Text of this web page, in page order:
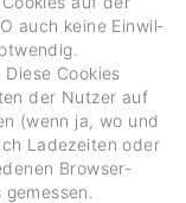
auch keine Einwil­
Cookies
der Nutzer auf
(wenn ja, wo und
Lade­zeiten oder
Browser-